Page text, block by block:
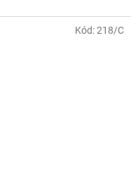
Kód:218/C